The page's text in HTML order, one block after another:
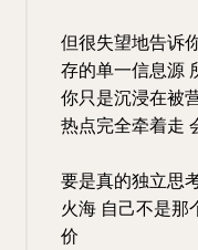
但很失望地告诉
存的单一信息源
你只是沉浸在被
热点完全牵着走
要是真的独立思
火海 自己不是那
价